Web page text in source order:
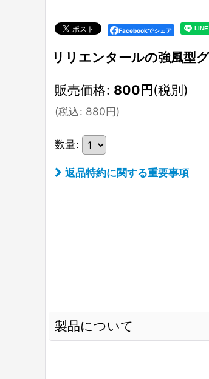
Facebookでシェア
リリエンタールの強風型
販売価格: 800円 (税別)
(税込: 880円)
数量:
返品特約に関する重要事項
製品について